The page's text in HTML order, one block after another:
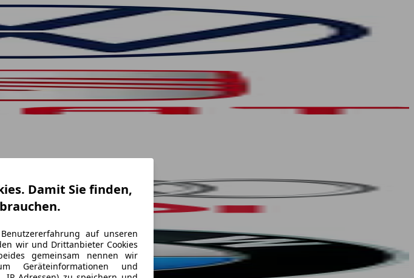
Damit Sie finden,
auf unseren
wir und Drittanbieter Cookies
gemeinsam nennen wir
Geräteinformationen und